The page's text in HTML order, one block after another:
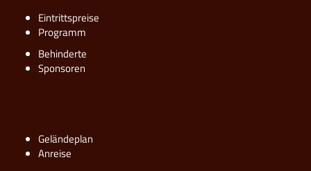
Eintrittspreise
Programm
Behinderte
Sponsoren
Geländeplan
Anreise